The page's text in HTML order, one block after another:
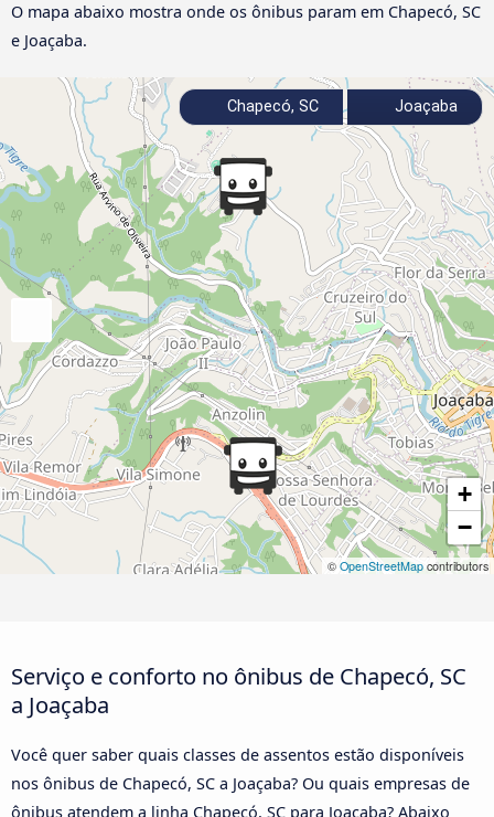
O mapa abaixo mostra onde os ônibus param em Chapecó, SC
e Joaçaba.
+
−
© OpenStreetMap contributors
Chapecó, SC Joaçaba
Serviço e conforto no ônibus de Chapecó, SC
a Joaçaba
Você quer saber quais classes de assentos estão disponíveis
nos ônibus de Chapecó, SC a Joaçaba? Ou quais empresas de
ônibus atendem a linha Chapecó, SC para Joaçaba? Abaixo